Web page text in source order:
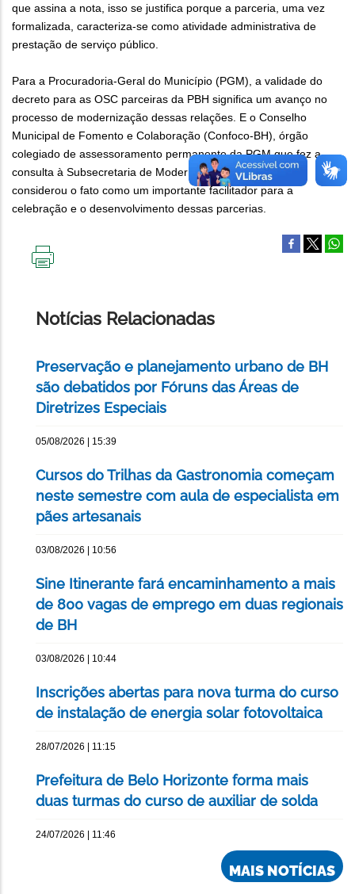
que assina a nota, isso se justifica porque a parceria, uma vez
formalizada, caracteriza-se como atividade administrativa de
prestação de serviço público.
Para a Procuradoria-Geral do Município (PGM), a validade do
decreto para as OSC parceiras da PBH significa um avanço no
processo de modernização dessas relações. E o Conselho
Municipal de Fomento e Colaboração (Confoco-BH), órgão
colegiado de assessoramento permanente da PGM que fez a
consulta à Subsecretaria de Modernização da Gestão,
considerou o fato como um importante facilitador para a
celebração e o desenvolvimento dessas parcerias.
Notícias Relacionadas
Preservação e planejamento urbano de BH
são debatidos por Fóruns das Áreas de
Diretrizes Especiais
05/08/2026 | 15:39
Cursos do Trilhas da Gastronomia começam
neste semestre com aula de especialista em
pães artesanais
03/08/2026 | 10:56
Sine Itinerante fará encaminhamento a mais
de 800 vagas de emprego em duas regionais
de BH
03/08/2026 | 10:44
Inscrições abertas para nova turma do curso
de instalação de energia solar fotovoltaica
28/07/2026 | 11:15
Prefeitura de Belo Horizonte forma mais
duas turmas do curso de auxiliar de solda
24/07/2026 | 11:46
MAIS NOTÍCIAS